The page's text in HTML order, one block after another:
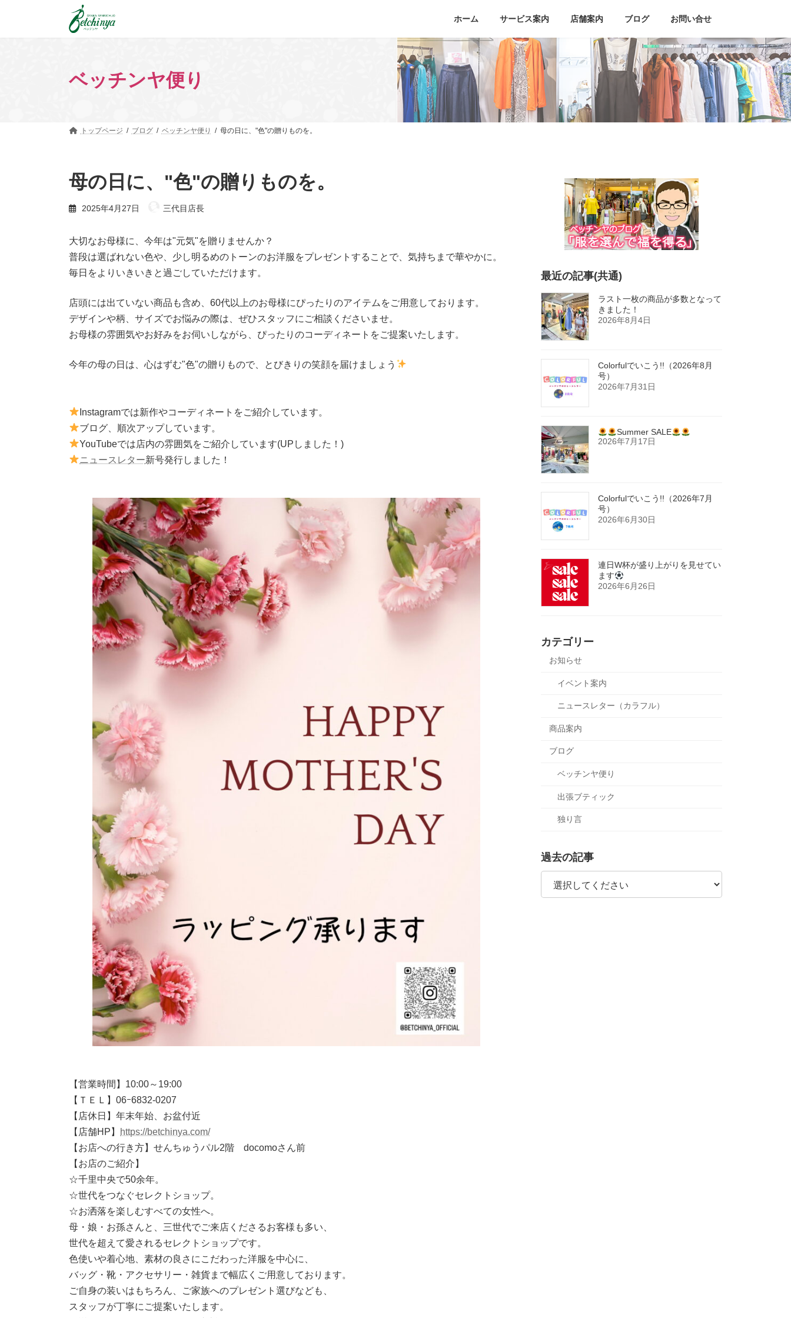
ホーム サービス案内 店舗案内 ブログ お問い合せ
ベッチンヤ便り
トップページ ブログ ベッチンヤ便り 母の日に、"色"の贈りものを。
母の日に、"色"の贈りものを。
2025年4月27日 三代目店長
大切なお母様に、今年は"元気"を贈りませんか？
普段は選ばれない色や、少し明るめのトーンのお洋服をプレゼントすることで、気持ちまで華やかに。
毎日をよりいきいきと過ごしていただけます。
店頭には出ていない商品も含め、60代以上のお母様にぴったりのアイテムをご用意しております。
デザインや柄、サイズでお悩みの際は、ぜひスタッフにご相談くださいませ。
お母様の雰囲気やお好みをお伺いしながら、ぴったりのコーディネートをご提案いたします。
今年の母の日は、心はずむ"色"の贈りもので、とびきりの笑顔を届けましょう
Instagramでは新作やコーディネートをご紹介しています。
ブログ、順次アップしています。
YouTubeでは店内の雰囲気をご紹介しています(UPしました！)
ニュースレター新号発行しました！
【営業時間】10:00～19:00
【ＴＥＬ】06ｰ6832-0207
【店休日】年末年始、お盆付近
【店舗HP】
https://betchinya.com/
【お店への行き方】せんちゅうパル2階 docomoさん前
【お店のご紹介】
☆千里中央で50余年。
☆世代をつなぐセレクトショップ。
☆お洒落を楽しむすべての女性へ。
母・娘・お孫さんと、三世代でご来店くださるお客様も多い、
世代を超えて愛されるセレクトショップです。
色使いや着心地、素材の良さにこだわった洋服を中心に、
バッグ・靴・アクセサリー・雑貨まで幅広くご用意しております。
ご自身の装いはもちろん、ご家族へのプレゼント選びなども、
スタッフが丁寧にご提案いたします。
最近の記事(共通)
ラスト一枚の商品が多数となって
きました！
2026年8月4日
Colorfulでいこう!!（2026年8月
号）
2026年7月31日
Summer SALE
2026年7月17日
Colorfulでいこう!!（2026年7月
号）
2026年6月30日
連日W杯が盛り上がりを見せてい
ます
2026年6月26日
カテゴリー
お知らせ
イベント案内
ニュースレター（カラフル）
商品案内
ブログ
ベッチンヤ便り
出張ブティック
独り言
過去の記事